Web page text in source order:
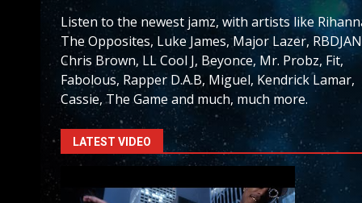
Listen to the newest jamz, with artists like
The Opposites, Luke James, Major Lazer,
Chris Brown, LL Cool J, Beyonce, Mr. Probz, Fit,
Fabolous, Rapper D.A.B, Miguel, Kendrick Lamar,
Cassie, The Game and much, much more.
LATEST VIDEO